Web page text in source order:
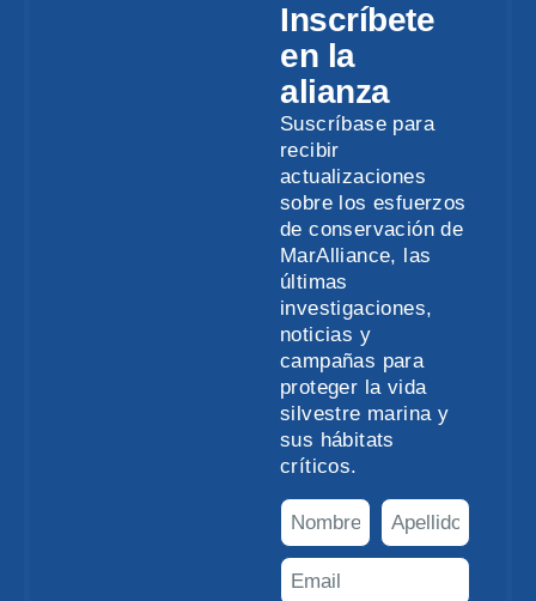
Inscríbete
en la
alianza
Suscríbase para
recibir
actualizaciones
sobre los esfuerzos
de conservación de
MarAlliance, las
últimas
investigaciones,
noticias y
campañas para
proteger la vida
silvestre marina y
sus hábitats
críticos.